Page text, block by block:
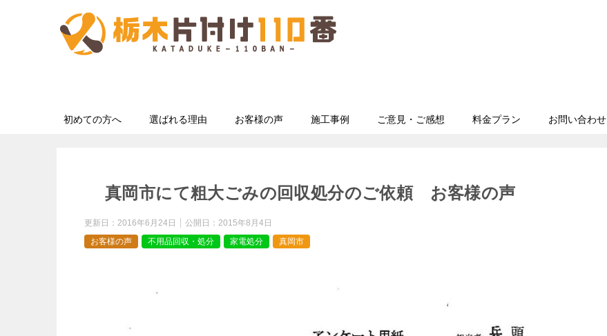
初めての方へ 選ばれる理由 お客様の声 施工事例 ご意見・ご感想 料金プラン お問い合わせ
真岡市にて粗大ごみの回収処分のご依頼 お客様の声
更新日： 2016年6月24日 公開日： 2015年8月4日
お客様の声
不用品回収・処分 家電処分 真岡市